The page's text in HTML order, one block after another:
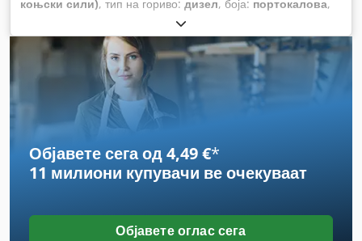
коњски сили), тип на гориво: дизел, боја: портокалова,
, Година на изградба:
работни часови:15.109 h,
Објавете сега од 4,49 €*
11 милиони купувачи ве очекуваат
Објавете оглас сега